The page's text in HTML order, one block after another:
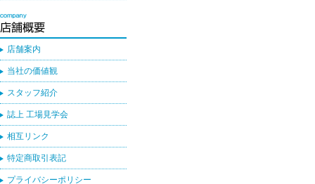
店舗案内
当社の価値観
スタッフ紹介
誌上 工場見学会
相互リンク
特定商取引表記
プライバシーポリシー